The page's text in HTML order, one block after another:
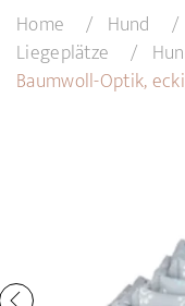
Home Hund
Liegeplätze
Baumwoll-Optik,